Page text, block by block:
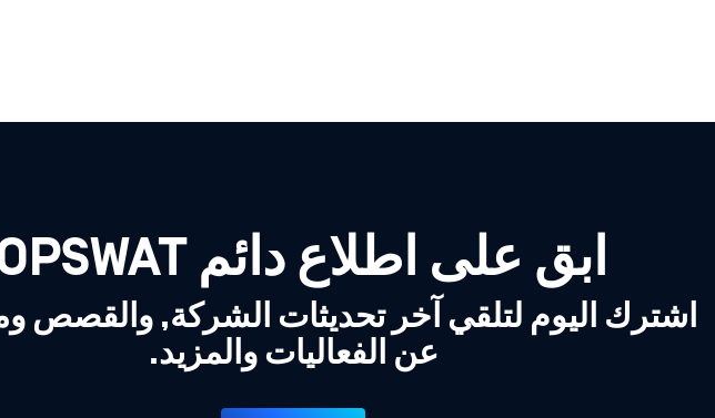
ابق على اطلاع دائم OPSWAT!
اشترك اليوم لتلقي آخر تحديثات الشركة, والقصص
عن الفعاليات والمزيد.